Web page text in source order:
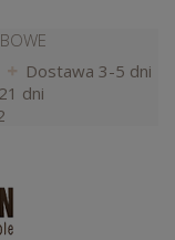
Dostawa 3-5 dni
dni